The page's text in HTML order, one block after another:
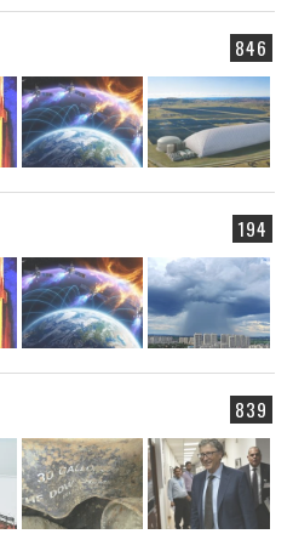
846
194
839